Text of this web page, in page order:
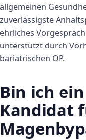
allgemeinen
zuverlässigste
ehrliches
unterstützt durch
bariatrischen OP.
Bin ich
Kandidat